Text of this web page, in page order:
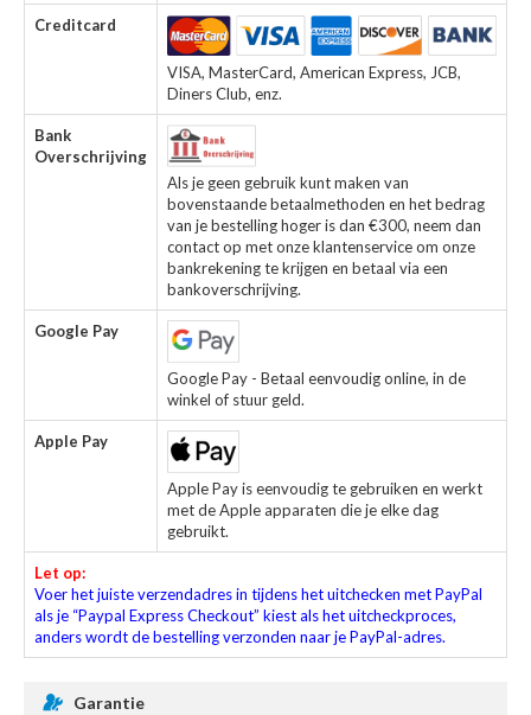
Creditcard
VISA, MasterCard, American Express, JCB,
Diners Club, enz.
Bank
Overschrijving
Als je geen gebruik kunt maken van
bovenstaande betaalmethoden en het bedrag
van je bestelling hoger is dan €300, neem dan
contact op met onze klantenservice om onze
bankrekening te krijgen en betaal via een
bankoverschrijving.
Google Pay
Google Pay - Betaal eenvoudig online, in de
winkel of stuur geld.
Apple Pay
Apple Pay is eenvoudig te gebruiken en werkt
met de Apple apparaten die je elke dag
gebruikt.
Let op:
Voer het juiste verzendadres in tijdens het uitchecken met PayPal
als je “Paypal Express Checkout” kiest als het uitcheckproces,
anders wordt de bestelling verzonden naar je PayPal-adres.
Garantie